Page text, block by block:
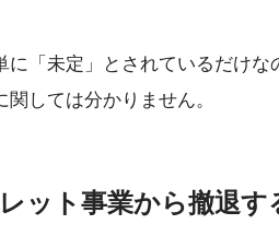
に「未定」とされているだけ
しては分かりません。
ット事業から撤退す